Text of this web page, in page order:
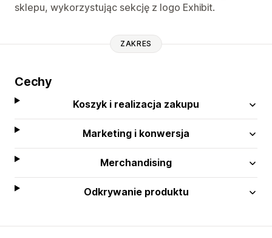
sklepu, wykorzystując sekcję z logo Exhibit.
ZAKRES
Cechy
Koszyk i realizacja zakupu
Marketing i konwersja
Merchandising
Odkrywanie produktu